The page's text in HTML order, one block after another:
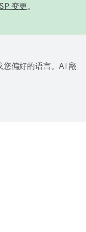
变更。
偏好的语言。AI 翻